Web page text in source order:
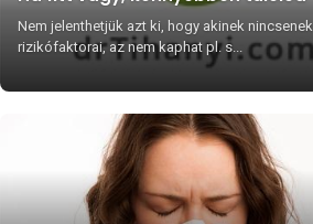
Nem jelenthetjük azt ki, hogy akinek nincsenek
rizikófaktorai, az nem kaphat pl. s...